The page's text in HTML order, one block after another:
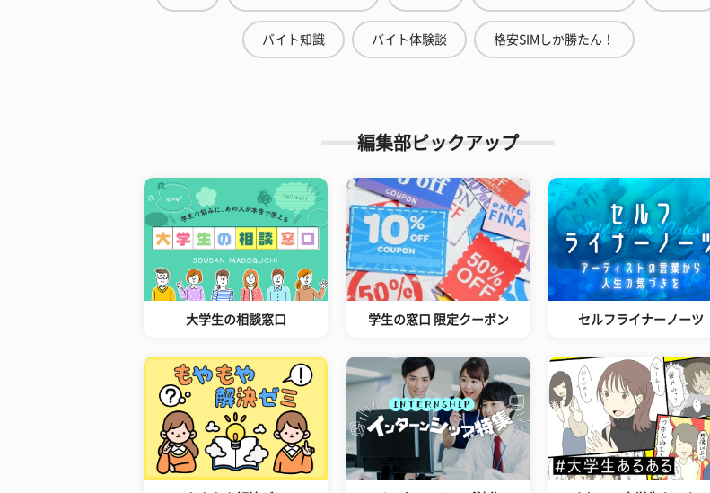
バイト知識 バイト体験談 格安SIMしか勝たん！
編集部ピックアップ
大学生の相談窓口 学生の窓口 限定クーポン セルフライナーノーツ